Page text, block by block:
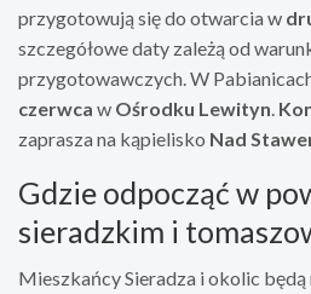
przygotowują się do otwarcia w
szczegółowe daty zależą od
przygotowawczych. W
czerwca w Ośrodku Lewityn
zaprasza na kąpielisko Nad
Gdzie odpocząć w
sieradzkim i
Mieszkańcy Sieradza i okolic